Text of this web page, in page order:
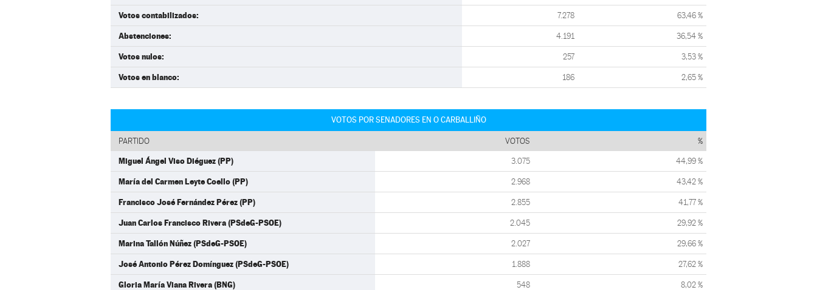
Votos contabilizados: 7.278 63,46 %
Abstenciones: 4.191 36,54 %
Votos nulos: 257 3,53 %
Votos en blanco: 186 2,65 %
VOTOS POR SENADORES EN O CARBALLIÑO
PARTIDO VOTOS %
Miguel Ángel Viso Diéguez (PP) 3.075 44,99 %
María del Carmen Leyte Coello (PP) 2.968 43,42 %
Francisco José Fernández Pérez (PP) 2.855 41,77 %
Juan Carlos Francisco Rivera (PSdeG-PSOE) 2.045 29,92 %
Marina Tallón Núñez (PSdeG-PSOE) 2.027 29,66 %
José Antonio Pérez Domínguez (PSdeG-PSOE) 1.888 27,62 %
Gloria María Viana Rivera (BNG) 548 8,02 %